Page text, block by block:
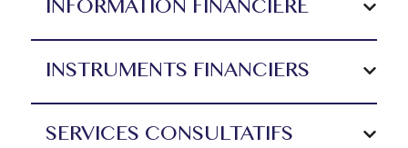
INFORMATION FINANCIÈRE
INSTRUMENTS FINANCIERS
SERVICES CONSULTATIFS